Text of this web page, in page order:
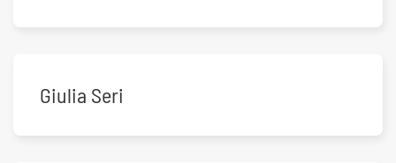
Giulia Seri